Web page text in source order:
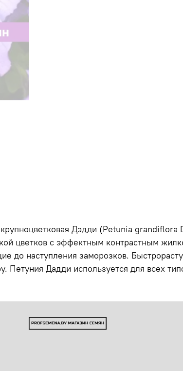
Дэдди (Petunia grandiflora
цветков с эффектным контрастным
до наступления заморозков.
Петуния Дадди используется для всех